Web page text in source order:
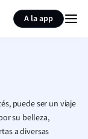
A la app
puede ser un viaje
su belleza,
a diversas
Resumir página